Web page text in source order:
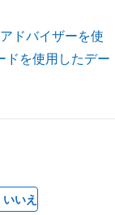
ドバイザーを使
ドを使用したデー
いいえ